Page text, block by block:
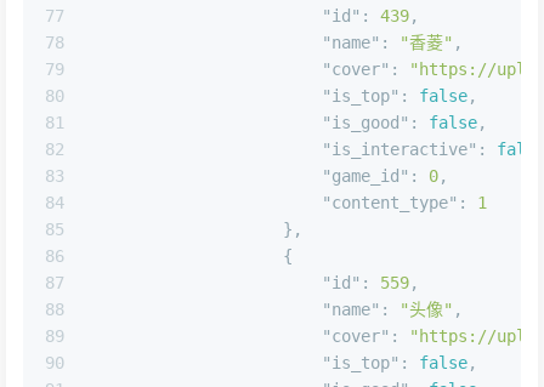
76
77
78
79
80
81
82
83
84
85
86
87
88
89
"id": 439,
"name": "香菱",
"cover":
"https://
"is_top": false,
"is_good": false ,
"is_interactive"
"game_id" : 0,
}
"id": 559,
"name": "头像",
"cover":
"https://